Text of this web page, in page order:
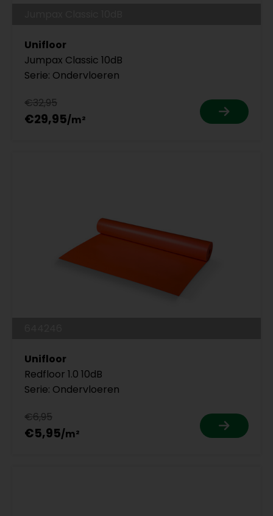
Unifloor
Jumpax Classic 10dB
Serie: Ondervloeren
€32,95
€29,95
Unifloor
Redfloor 1.0 10dB
Serie: Ondervloeren
€6,95
€5,95